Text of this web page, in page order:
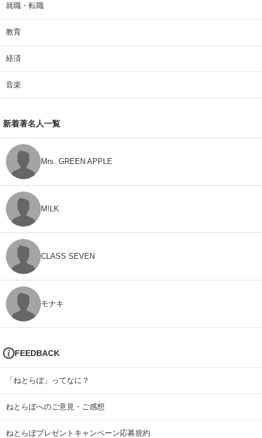
就職・転職
教育
経済
音楽
新着著名人一覧
Mrs. GREEN APPLE
M!LK
CLASS SEVEN
モナキ
FEEDBACK
「ねとらぼ」ってなに？
ねとらぼへのご意見・ご感想
ねとらぼプレゼントキャンペーン応募規約